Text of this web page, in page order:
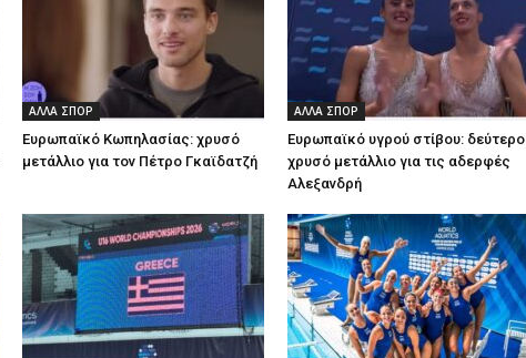
ΑΛΛΑ ΣΠΟΡ
Ευρωπαϊκό Κωπηλασίας: χρυσό
μετάλλιο για τον Πέτρο Γκαϊδατζή
ΑΛΛΑ ΣΠΟΡ
Ευρωπαϊκό υγρού στίβου: δεύτερο
χρυσό μετάλλιο για τις αδερφές
Αλεξανδρή